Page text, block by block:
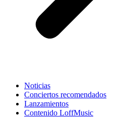
Noticias
Conciertos recomendados
Lanzamientos
Contenido LoffMusic